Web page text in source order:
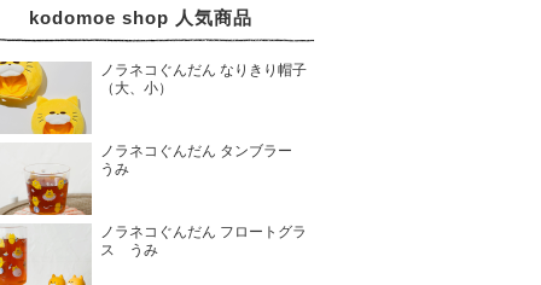
kodomoe shop 人気商品
ノラネコぐんだん なりきり帽子
（大、小）
ノラネコぐんだん タンブラー
うみ
ノラネコぐんだん フロートグラ
ス うみ